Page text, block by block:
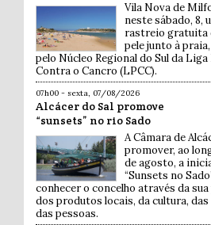
Vila Nova de
neste sábado, 8,
rastreio gratuita
pele junto à
pelo Núcleo Regional do Sul da
Contra o Cancro (LPCC).
07h00 - sexta, 07/08/2026
Alcácer do Sal promove
“sunsets” no rio Sado
A Câmara de
promover, ao
de agosto, a
“Sunsets no
conhecer o concelho através da sua
dos produtos locais, da cultura,
das pessoas.